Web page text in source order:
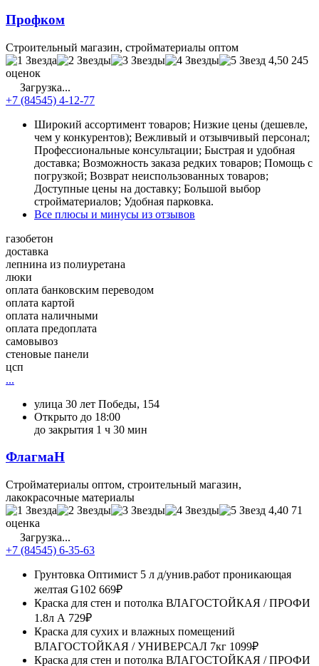
Профком
Строительный магазин, стройматериалы оптом
4,50 245
оценок
Загрузка...
+7 (84545) 4-12-77
Широкий ассортимент товаров; Низкие цены (дешевле,
чем у конкурентов); Вежливый и отзывчивый персонал;
Профессиональные консультации; Быстрая и удобная
доставка; Возможность заказа редких товаров; Помощь с
погрузкой; Возврат неиспользованных товаров;
Доступные цены на доставку; Большой выбор
стройматериалов; Удобная парковка.
Все плюсы и минусы из отзывов
газобетон
доставка
лепнина из полиуретана
люки
оплата банковским переводом
оплата картой
оплата наличными
оплата предоплата
самовывоз
стеновые панели
цсп
...
улица 30 лет Победы, 154
Открыто до 18:00
до закрытия 1 ч 30 мин
ФлагмаН
Стройматериалы оптом, строительный магазин,
лакокрасочные материалы
4,40 71
оценка
Загрузка...
+7 (84545) 6-35-63
Грунтовка Оптимист 5 л д/унив.работ проникающая
желтая G102 669₽
Краска для стен и потолка ВЛАГОСТОЙКАЯ / ПРОФИ
1.8л А 729₽
Краска для сухих и влажных помещений
ВЛАГОСТОЙКАЯ / УНИВЕРСАЛ 7кг 1099₽
Краска для стен и потолка ВЛАГОСТОЙКАЯ / ПРОФИ